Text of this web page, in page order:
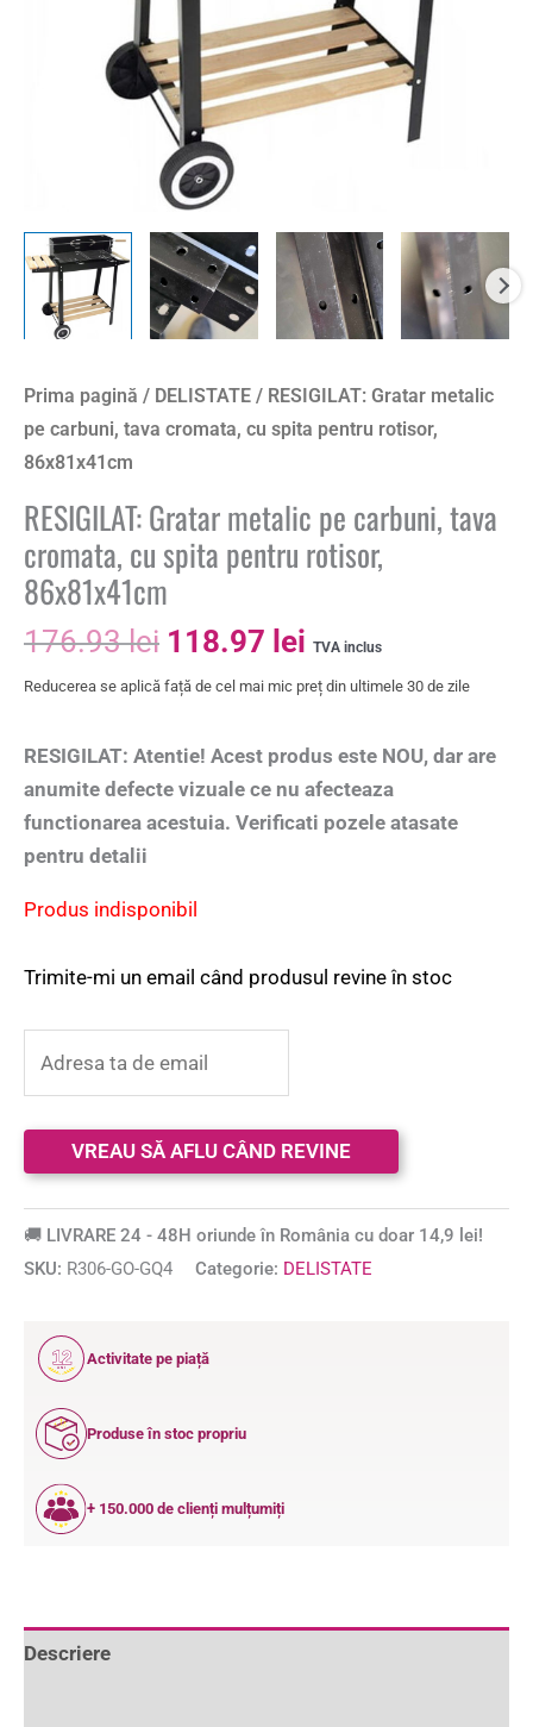
Prima pagină / DELISTATE / RESIGILAT: Gratar metalic
pe carbuni, tava cromata, cu spita pentru rotisor,
86x81x41cm
RESIGILAT: Gratar metalic pe carbuni, tava
cromata, cu spita pentru rotisor,
86x81x41cm
176.93lei 118.97 lei TVA inclus
Reducerea se aplică față de cel mai mic preț din ultimele 30 de zile
RESIGILAT: Atentie! Acest produs este NOU, dar are
anumite defecte vizuale ce nu afecteaza
functionarea acestuia. Verificati pozele atasate
pentru detalii
Produs indisponibil
Trimite-mi un email când produsul revine în stoc
🚚 LIVRARE 24 - 48H oriunde în România cu doar 14,9 lei!
SKU: R306-GO-GQ4 Categorie: DELISTATE
12
ANI
Activitate pe piață
Produse în stoc propriu
+ 150.000 de clienți mulțumiți
Descriere